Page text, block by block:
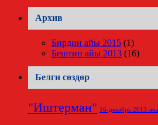
Архив
Бирдин айы 2015 (1)
Бештин айы 2013 (16)
Белги сөздөр
"Иштерман" 16-декабрь 2013-